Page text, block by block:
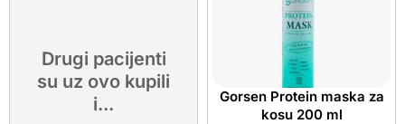
Drugi pacijenti
su uz ovo kupili
i...
Gorsen Protein maska za
kosu 200 ml